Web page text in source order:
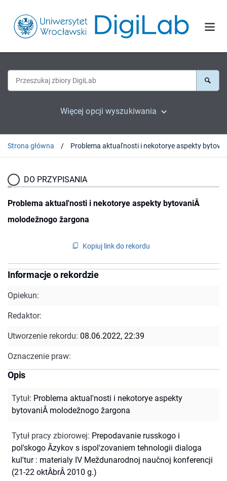
Więcej opcji wyszukiwania
Strona główna
DO PRZYPISANIA
Problema aktual'nosti i nekotorye aspekty bytovaniÂ
molodežnogo žargona
Kopiuj link do rekordu
Informacje o rekordzie
Opiekun:
Redaktor:
Utworzenie rekordu: 08.06.2022, 22:39
Oznaczenie praw:
Opis
Tytuł: Problema aktual'nosti i nekotorye aspekty
bytovaniÂ molodežnogo žargona
Tytuł pracy zbiorowej: Prepodavanie russkogo i
pol'skogo Âzykov s ispol'zovaniem tehnologii dialoga
kul'tur : materialy IV Meždunarodnoj naučnoj konferencji
(21-22 oktÂbrÂ 2010 g.)